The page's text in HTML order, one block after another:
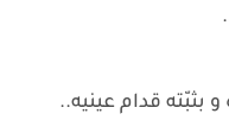
بثبّته قدام عينيه..